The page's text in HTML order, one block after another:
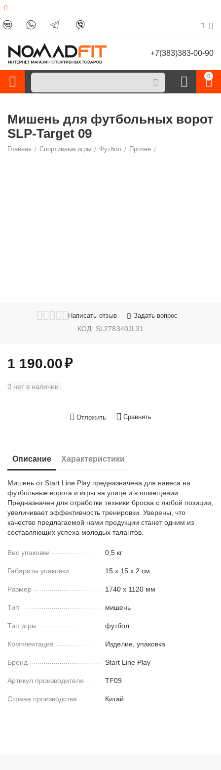
+7(383)383-00-90
0
Мишень для футбольных ворот
SLP-Target 09
Главная / Спортивные игры / Футбол / Прочее /
Написать отзыв Задать вопрос
КОД: SL278340JL31
1 190.00₽
нет в наличии
Отложить Сравнить
Описание Характеристики
Мишень от Start Line Play предназначена для навеса на
футбольные ворота и игры на улице и в помещении.
Предназначен для отработки техники броска с любой позиции,
увеличивает эффективность тренировки. Уверены, что
качество предлагаемой нами продукции станет одним из
составляющих успеха молодых талантов.
Вес упаковки 0,5 кг
Габариты упаковки 15 х 15 х 2 см
Размер 1740 х 1120 мм
Тип мишень
Тип игры футбол
Комплектация Изделие, упаковка
Бренд Start Line Play
Артикул производителя TF09
Страна производства Китай